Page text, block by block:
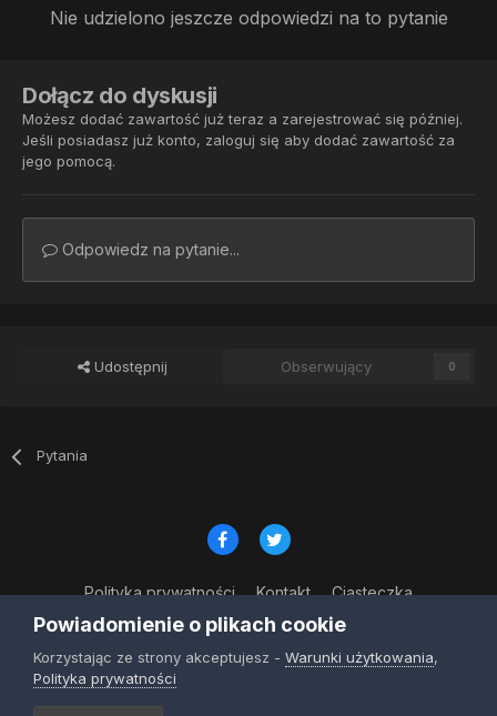
Nie udzielono jeszcze odpowiedzi na to pytanie
Dołącz do dyskusji
Możesz dodać zawartość już teraz a zarejestrować się później.
Jeśli posiadasz już konto, zaloguj się aby dodać zawartość za
jego pomocą.
Odpowiedz na pytanie...
Udostępnij Obserwujący 0
Pytania
Polityka prywatności Kontakt Ciasteczka
© Copyright 2023
Powered by Invision Community
Powiadomienie o plikach cookie
Korzystając ze strony akceptujesz - Warunki użytkowania,
Polityka prywatności